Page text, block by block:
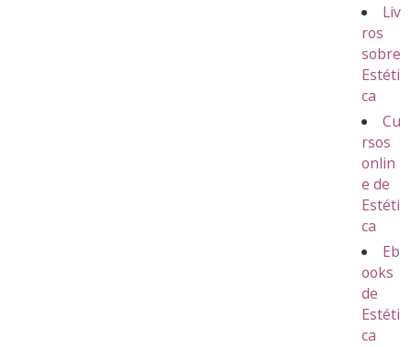
Liv
ros
sobre
Estéti
ca
Cu
rsos
onlin
e de
Estéti
ca
Eb
ooks
de
Estéti
ca